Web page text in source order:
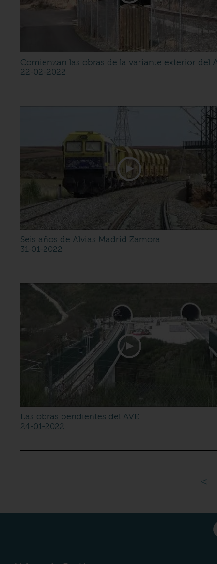
Comienzan las obras de la variante exterior del
22-02-2022
Seis años de Alvias Madrid Zamora
31-01-2022
Las obras pendientes del AVE
24-01-2022
<